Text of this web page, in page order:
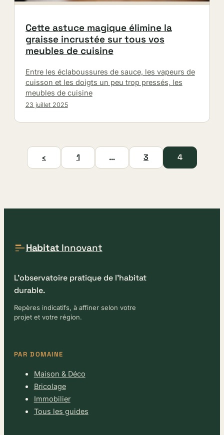
Cette astuce magique élimine la
graisse incrustée sur tous vos
meubles de cuisine
23 juillet 2025
Entre les éclaboussures de sauce, les vapeurs de
cuisson et les doigts un peu trop pressés, les
meubles de cuisine
‹ 1 … 3 4
Habitat Innovant
L'observatoire pratique de l'habitat
durable.
Repères indicatifs, à affiner selon votre
projet et votre région.
PAR DOMAINE
Maison & Déco
Bricolage
Immobilier
Tous les guides